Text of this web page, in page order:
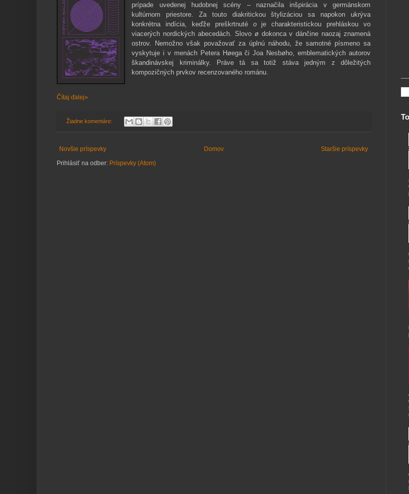
prípade uvedenej hudobnej scény – naznačila inšpirácia v germánskom
kultúrnom priestore. Za touto diakritickou štylizáciou sa napokon ukrýva
konkrétna indícia, keďže preškrtnuté oje charakteristickou prehláskou vo
viacerých nordických abecedách. Slovo ødokonca v dánčine naozaj znamená
ostrov. Nemožno však považovať za úplnú náhodu, že samotné písmeno sa
vyskytuje i v menách Petera Høega či Joa Nesbøho, emblematických autorov
škandinávskej kriminálky. Práve tá sa totiž stáva jedným z dôležitých
kompozičných prvkov recenzovaného románu.
Čítaj ďalej»
Žiadne komentáre:
Novšie príspevky Staršie príspevky
Domov
Prihlásiť na odber: Príspevky (Atom)